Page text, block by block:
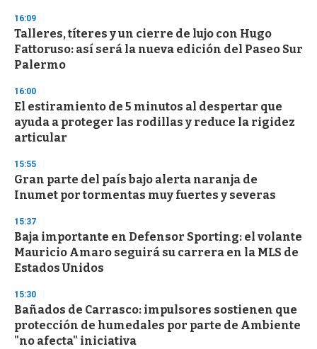
16:09
Talleres, títeres y un cierre de lujo con Hugo
Fattoruso: así será la nueva edición del Paseo Sur
Palermo
16:00
El estiramiento de 5 minutos al despertar que
ayuda a proteger las rodillas y reduce la rigidez
articular
15:55
Gran parte del país bajo alerta naranja de
Inumet por tormentas muy fuertes y severas
15:37
Baja importante en Defensor Sporting: el volante
Mauricio Amaro seguirá su carrera en la MLS de
Estados Unidos
15:30
Bañados de Carrasco: impulsores sostienen que
protección de humedales por parte de Ambiente
"no afecta" iniciativa